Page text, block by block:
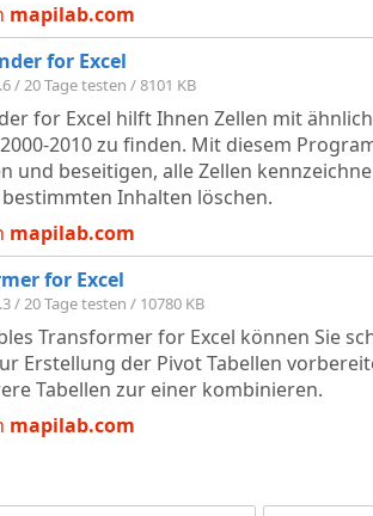
mapilab.com
for Excel
/ 20 Tage testen / 8101 KB
for Excel hilft Ihnen Zellen mit
2010 zu finden. Mit diesem
und beseitigen, alle Zellen
Inhalten löschen.
mapilab.com
for Excel
/ 20 Tage testen / 10780 KB
Transformer for Excel können Sie
Erstellung der Pivot Tabellen
Tabellen zur einer kombinieren.
mapilab.com